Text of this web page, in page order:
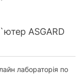
ASGARD
лабораторія по